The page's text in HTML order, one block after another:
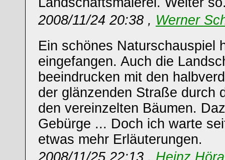
2008/11/24 20:38 , Werner
Ein schönes Naturschauspiel
eingefangen. Auch die
beeindrucken mit den
der glänzenden Straße durch
den vereinzelten Bäumen.
Gebürge ... Doch ich warte
etwas mehr Erläuterungen.
2008/11/25 22:13 , Heinz Höra